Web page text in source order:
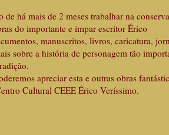
há mais de 2 meses trabalhar na
do importante e impar escritor Érico
manuscritos, livros, caricatura,
sobre a história de personagem tão
apreciar esta e outras obras
Cultural CEEE Érico Veríssimo.